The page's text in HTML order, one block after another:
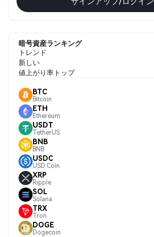
暗号資産ランキング
トレンド
新しい
値上がり率トップ
BTC
Bitcoin
ETH
Ethereum
USDT
TetherUS
BNB
BNB
USDC
USD Coin
XRP
Ripple
SOL
Solana
TRX
Tron
DOGE
Dogecoin